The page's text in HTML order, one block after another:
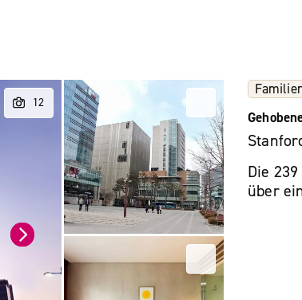
Die
über